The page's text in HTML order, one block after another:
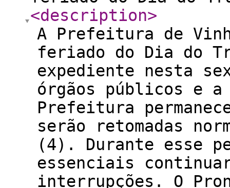
<description>
A Prefeitura de
feriado do Dia do
expediente nesta
órgãos públicos e
Prefeitura
serão retomadas
(4). Durante esse
essenciais
interrupções. O